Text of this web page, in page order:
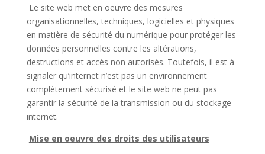
Le site web met en oeuvre des mesures
organisationnelles, techniques, logicielles et physiques
en matière de sécurité du numérique pour protéger les
données personnelles contre les altérations,
destructions et accès non autorisés. Toutefois, il est à
signaler qu’internet n’est pas un environnement
complètement sécurisé et le site web ne peut pas
garantir la sécurité de la transmission ou du stockage
internet.
Mise en oeuvre des droits des utilisateurs